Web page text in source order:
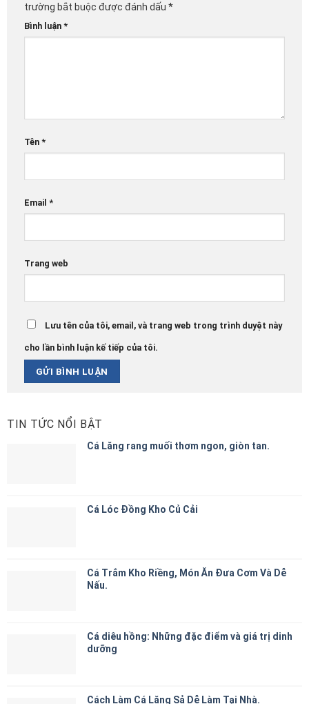
trường bắt buộc được đánh dấu *
Bình luận *
Tên *
Email *
Trang web
Lưu tên của tôi, email, và trang web trong trình duyệt này
cho lần bình luận kế tiếp của tôi.
TIN TỨC NỔI BẬT
Cá Lăng rang muối thơm ngon, giòn tan.
Cá Lóc Đồng Kho Củ Cải
Cá Trắm Kho Riềng, Món Ăn Đưa Cơm Và Dễ
Nấu.
Cá diêu hồng: Những đặc điểm và giá trị dinh
dưỡng
Cách Làm Cá Lăng Sả Dễ Làm Tại Nhà.